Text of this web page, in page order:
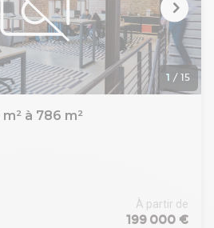
Hors droits, hors honoraires
1 / 15
à 786 m²
d'activité de Massy-Europe, à
IMMPROVE vous propose à la
fonctionnelle de 400 m²
À partir de
199 000 €